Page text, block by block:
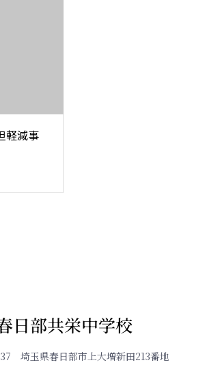
軽減事
日部共栄中学校
埼玉県春日部市上大増新田213番地